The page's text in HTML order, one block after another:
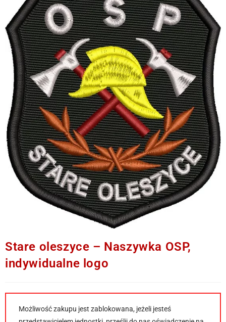
Stare oleszyce – Naszywka OSP,
indywidualne logo
Możliwość zakupu jest zablokowana, jeżeli jesteś